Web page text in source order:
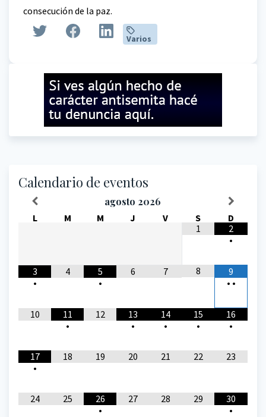
consecución de la paz.
Varios
Calendario de eventos
agosto 2026
L M M J V S
D
1
2
•
3
•
4
5
•
6 7 8
9
• •
10
11
•
12
13
•
14
•
15
•
16
•
17
•
18 19 20 21 22 23
24 25
26
•
27 28 29
30
•